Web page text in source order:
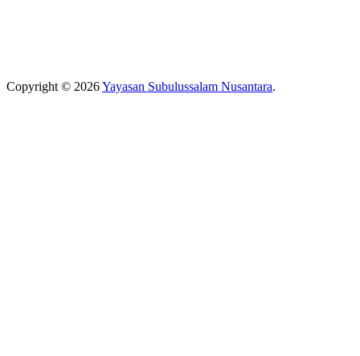
Copyright © 2026Yayasan Subulussalam Nusantara.